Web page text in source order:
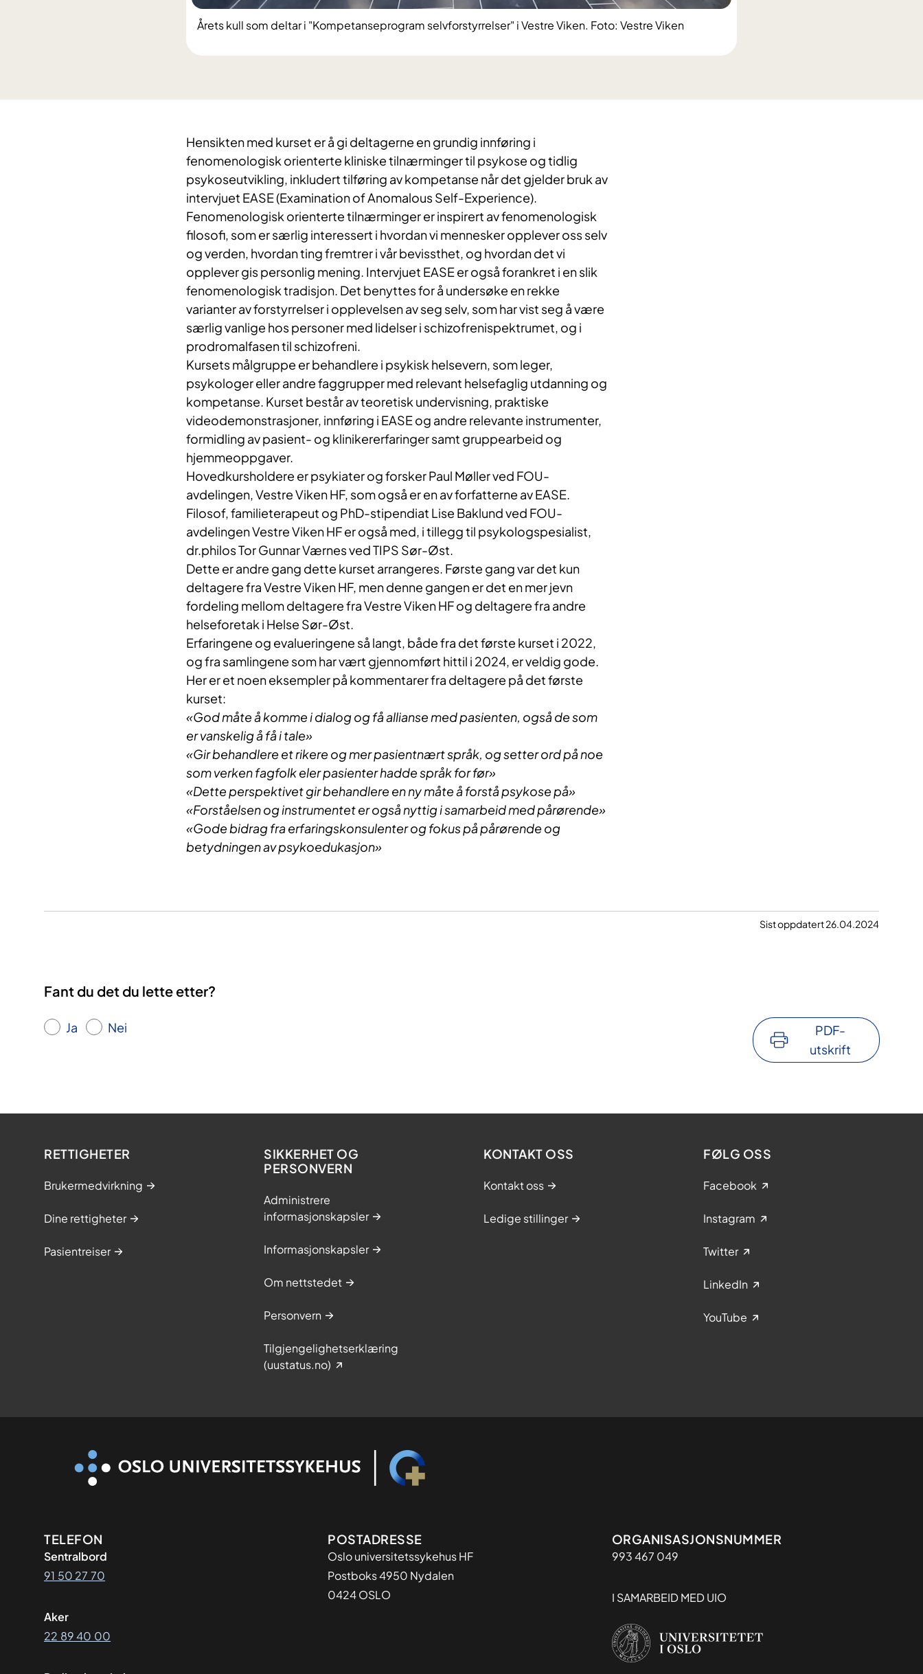
Årets kull som deltar i "Kompetanseprogram selvforstyrrelser" i Vestre Viken. Foto: Vestre Viken
Hensikten med kurset er å gi deltagerne en grundig innføring i
fenomenologisk orienterte kliniske tilnærminger til psykose og tidlig
psykoseutvikling, inkludert tilføring av kompetanse når det gjelder bruk av
intervjuet EASE (Examination of Anomalous Self-Experience).
Fenomenologisk orienterte tilnærminger er inspirert av fenomenologisk
filosofi, som er særlig interessert i hvordan vi mennesker opplever oss selv
og verden, hvordan ting fremtrer i vår bevissthet, og hvordan det vi
opplever gis personlig mening. Intervjuet EASE er også forankret i en slik
fenomenologisk tradisjon. Det benyttes for å undersøke en rekke
varianter av forstyrrelser i opplevelsen av seg selv, som har vist seg å være
særlig vanlige hos personer med lidelser i schizofrenispektrumet, og i
prodromalfasen til schizofreni.
Kursets målgruppe er behandlere i psykisk helsevern, som leger,
psykologer eller andre faggrupper med relevant helsefaglig utdanning og
kompetanse. Kurset består av teoretisk undervisning, praktiske
videodemonstrasjoner, innføring i EASE og andre relevante instrumenter,
formidling av pasient- og klinikererfaringer samt gruppearbeid og
hjemmeoppgaver.
Hovedkursholdere er psykiater og forsker Paul Møller ved FOU-
avdelingen, Vestre Viken HF, som også er en av forfatterne av EASE.
Filosof, familieterapeut og PhD-stipendiat Lise Baklund ved FOU-
avdelingen Vestre Viken HF er også med, i tillegg til psykologspesialist,
dr.philos Tor Gunnar Værnes ved TIPS Sør-Øst.
Dette er andre gang dette kurset arrangeres. Første gang var det kun
deltagere fra Vestre Viken HF, men denne gangen er det en mer jevn
fordeling mellom deltagere fra Vestre Viken HF og deltagere fra andre
helseforetak i Helse Sør-Øst.
Erfaringene og evalueringene så langt, både fra det første kurset i 2022,
og fra samlingene som har vært gjennomført hittil i 2024, er veldig gode.
Her er et noen eksempler på kommentarer fra deltagere på det første
kurset:
«God måte å komme i dialog og få allianse med pasienten, også de som
er vanskelig å få i tale»
«Gir behandlere et rikere og mer pasientnært språk, og setter ord på noe
som verken fagfolk eler pasienter hadde språk for før»
«Dette perspektivet gir behandlere en ny måte å forstå psykose på»
«Forståelsen og instrumentet er også nyttig i samarbeid med pårørende»
«Gode bidrag fra erfaringskonsulenter og fokus på pårørende og
betydningen av psykoedukasjon»
Sist oppdatert 26.04.2024
Fant du det du lette etter?
Ja Nei
PDF-
utskrift
RETTIGHETER
Brukermedvirkning
Dine rettigheter
Pasientreiser
SIKKERHET OG
PERSONVERN
Administrere
informasjonskapsler
Informasjonskapsler
Om nettstedet
Personvern
Tilgjengelighetserklæring
(uustatus.no)
KONTAKT OSS
Kontakt oss
Ledige stillinger
FØLG OSS
Facebook
Instagram
Twitter
LinkedIn
YouTube
Kontaktinformasjon
TELEFON
Sentralbord
91 50 27 70
Aker
22 89 40 00
Adresse
POSTADRESSE
Oslo universitetssykehus HF
Postboks 4950 Nydalen
0424 OSLO
Organisasjon
ORGANISASJONSNUMMER
993 467 049
I SAMARBEID MED UIO